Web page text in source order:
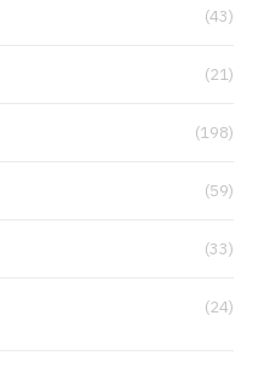
(43)
(21)
(198)
(59)
(33)
(24)